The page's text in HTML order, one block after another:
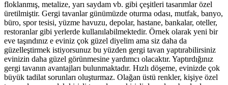
floklanmış, metalize, yarı saydam vb. gibi çeşitleri tasarımlar özel
üretilmiştir. Gergi tavanlar günümüzde oturma odası, mutfak, banyo,
büro, spor tesisi, yüzme havuzu, depolar, hastane, bankalar, oteller,
restoranlar gibi yerlerde kullanılabilmektedir. Örnek olarak yeni bir
eve taşındınız e eviniz çok güzel diyelim ama siz daha da
güzelleştirmek istiyorsunuz bu yüzden gergi tavan yaptırabilirsiniz
evinizin daha güzel görünmesine yardımcı olacaktır. Yaptırdığınız
gergi tavanın avantajları bulunmaktadır. Hızlı döşeme, evinizde çok
büyük tadilat sorunları oluşturmaz. Olağan üstü renkler, kişiye özel